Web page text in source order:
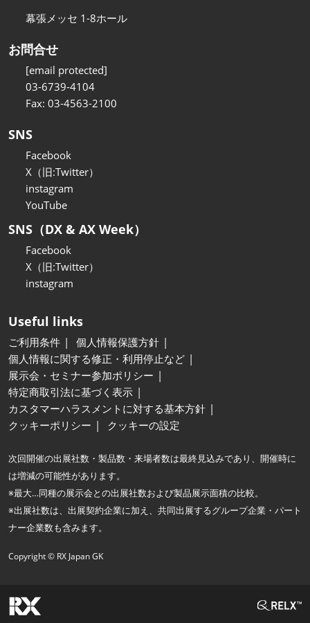
幕張メッセ 1-8ホール
お問合せ
[email protected]
03-6739-4104
Fax: 03-4563-2100
SNS
Facebook
X（旧:Twitter）
instagram
YouTube
SNS（DX & AX Week）
Facebook
X（旧:Twitter）
instagram
Useful links
ご利用条件
個人情報保護方針
個人情報に関する修正・利用停止など
展示会・セミナー参加ポリシー
特定商取引法に基づく表示
カスタマーハラスメントに対する基本方針
クッキーポリシー
クッキーの設定
次回開催の出展社数・製品数・来場者数は最終見込みであり、開催時に
は増減の可能性があります。
※最大…同種の展示会との出展社数および製品展示面積の比較。
※出展社数は、出展契約企業に加え、共同出展するグループ企業・パート
ナー企業数も含みます。
Copyright © RX Japan GK